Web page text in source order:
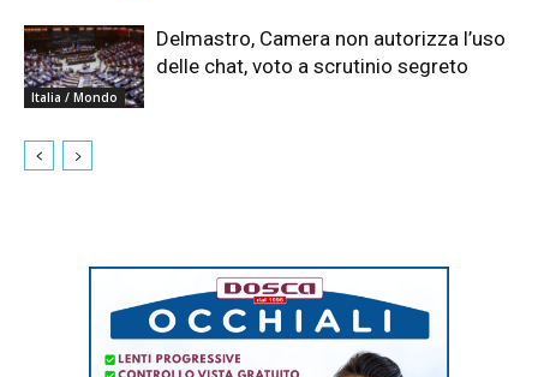
Italia / Mondo
Delmastro, Camera non autorizza l’uso
delle chat, voto a scrutinio segreto